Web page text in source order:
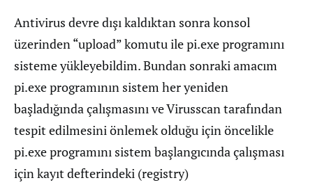
Antivirus devre dışı kaldıktan sonra konsol
üzerinden “upload” komutu ile pi.exe programını
sisteme yükleyebildim. Bundan sonraki amacım
pi.exe programının sistem her yeniden
başladığında çalışmasını ve Virusscan tarafından
tespit edilmesini önlemek olduğu için öncelikle
pi.exe programını sistem başlangıcında çalışması
için kayıt defterindeki (registry)